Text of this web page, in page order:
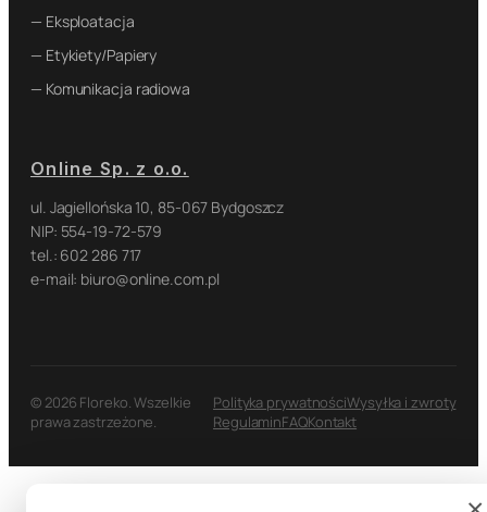
— Eksploatacja
— Etykiety/Papiery
— Komunikacja radiowa
Online Sp. z o.o.
ul. Jagiellońska 10, 85-067 Bydgoszcz
NIP: 554-19-72-579
tel.: 602 286 717
e-mail: biuro@online.com.pl
© 2026 Floreko. Wszelkie
prawa zastrzeżone.
Polityka prywatnościWysyłka i zwroty
RegulaminFAQKontakt